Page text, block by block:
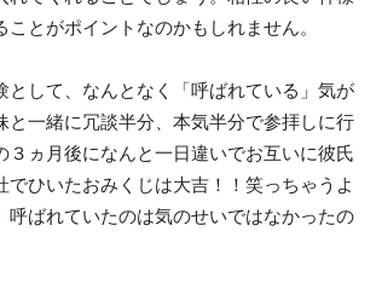
ことがポイントなのかもしれません。
として、なんとなく「呼ばれている」気が
と一緒に冗談半分、本気半分で参拝しに行
３ヵ月後になんと一日違いでお互いに彼氏
でひいたおみくじは大吉！！笑っちゃうよ
呼ばれていたのは気のせいではなかったの